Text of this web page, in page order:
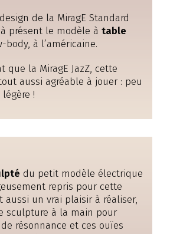
de la MiragE Standard
à présent le modèle à table
body, à l’américaine.
que la MiragE JazZ, cette
aussi agréable à jouer : peu
!
du petit modèle électrique
repris pour cette
aussi un vrai plaisir à réaliser,
sculpture à la main pour
résonnance et ces ouïes